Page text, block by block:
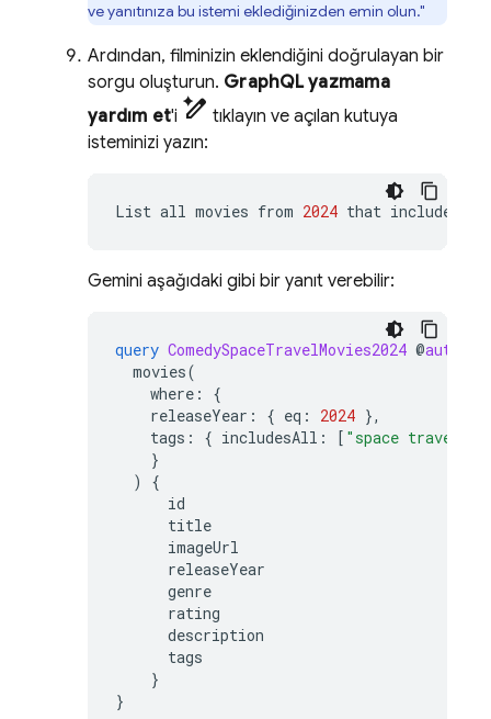
ve yanıtınıza bu istemi eklediğinizden emin olun."
Ardından, filminizin eklendiğini doğrulayan bir
sorgu oluşturun. GraphQL yazmama
yardım et'i pen_spark tıklayın ve açılan kutuya
isteminizi yazın:
List all movies from 2024 that include
Gemini aşağıdaki gibi bir yanıt verebilir:
query ComedySpaceTravelMovies2024 @auth
movies(
where :
{
releaseYear : { eq : 2024 },
tags : { includesAll : [ "space travel"
}
)
{
id
title
imageUrl
releaseYear
genre
rating
description
tags
}
}